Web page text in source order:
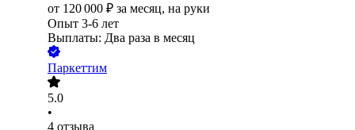
от 120 000 ₽ за месяц, на руки
Опыт 3-6 лет
Выплаты: Два раза в месяц
Паркеттим
5.0
•
4 отзыва